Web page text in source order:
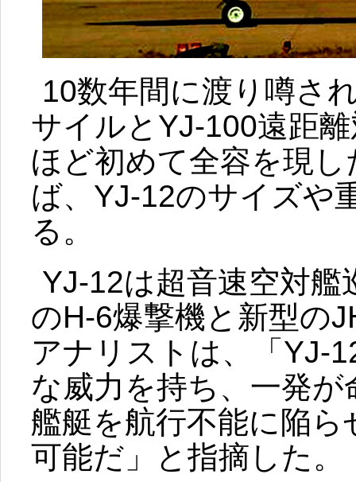
10数年間に渡り噂さ
サイルとYJ-100遠距
ほど初めて全容を現
ば、YJ-12のサイズや
る。
YJ-12は超音速空対
のH-6爆撃機と新型の
アナリストは、「YJ-
な威力を持ち、一発
艦艇を航行不能に陥
可能だ」と指摘した。